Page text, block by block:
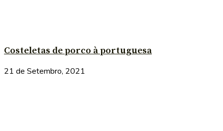
Costeletas de porco à portuguesa
21 de Setembro, 2021